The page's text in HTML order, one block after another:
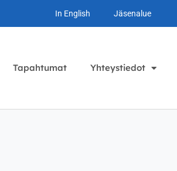
In English Jäsenalue
Tapahtumat Yhteystiedot